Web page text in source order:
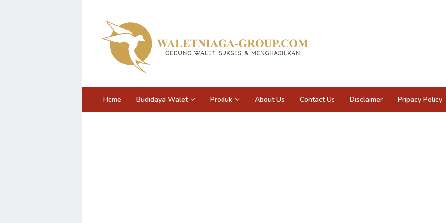
Home Budidaya Walet Produk About Us Contact Us Disclaimer Pripacy Policy